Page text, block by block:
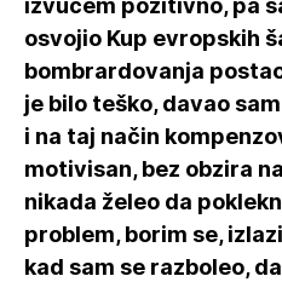
izvučem pozitivno, pa
osvojio Kup evropskih
bombrardovanja
je bilo teško, davao
i na taj način
motivisan, bez obzira
nikada želeo da
problem, borim se,
kad sam se razboleo,